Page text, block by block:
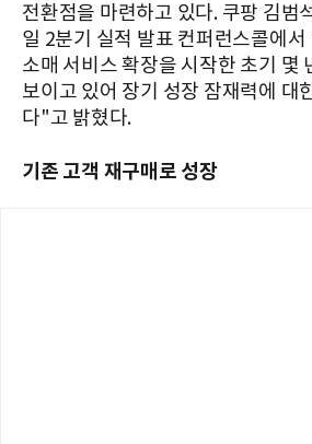
전환점을 마련하고 있다. 쿠팡 김범
일 2분기 실적 발표 컨퍼런스콜에
소매 서비스 확장을 시작한 초기 몇
보이고 있어 장기 성장 잠재력에 대
다"고 밝혔다.
기존 고객 재구매로 성장